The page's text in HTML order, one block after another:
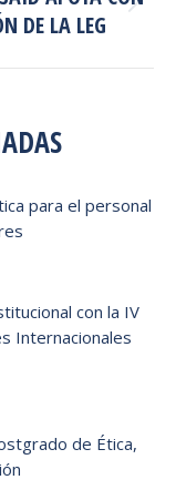
DE LA LEG
para el personal
con la IV
Internacionales
de Ética,